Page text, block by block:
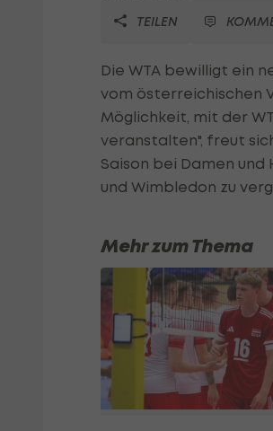
TEILEN
Die WTA bewilligt ein
vom österreichischen
Möglichkeit, mit der
veranstalten", freut
Saison bei Damen und
und Wimbledon zu
Mehr zum Thema